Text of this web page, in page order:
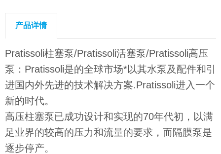
产品详情
Pratissoli柱塞泵/Pratissoli活塞泵/Pratissoli高压
泵：Pratissoli是的全球市场*以其水泵及配件和引
进国内外先进的技术解决方案.Pratissoli进入一个
新的时代。
高压柱塞泵已成功设计和实现的70年代初，以满
足业界的较高的压力和流量的要求，而隔膜泵是
逐步停产。